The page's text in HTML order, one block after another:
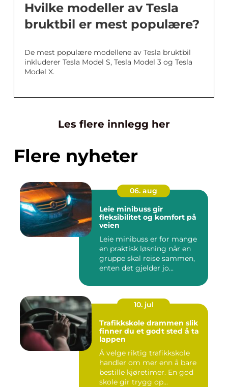
Hvilke modeller av Tesla
bruktbil er mest populære?
De mest populære modellene av Tesla bruktbil
inkluderer Tesla Model S, Tesla Model 3 og Tesla
Model X.
Les flere innlegg her
Flere nyheter
06. aug
Leie minibuss gir
fleksibilitet og komfort på
veien
Leie minibuss er for mange
en praktisk løsning når en
gruppe skal reise sammen,
enten det gjelder jo...
10. jul
Trafikkskole drammen slik
finner du et godt sted å ta
lappen
Å velge riktig trafikkskole
handler om mer enn å bare
bestille kjøretimer. En god
skole gir trygg op...